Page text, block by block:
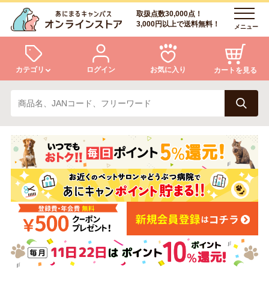
取扱点数30,000点！
3,000円以上で送料無料！
メニュー
カテゴリ
犬 猫
小動物・鳥 アクア・爬虫類・昆虫
ドッグフード キャットフード
美容・ケア用品 服・おさんぽ用品
ログイン お気に入り カートを見る
ログイン
会員登録
あにまるキャンパスについて
アフターサービス
商品リクエスト